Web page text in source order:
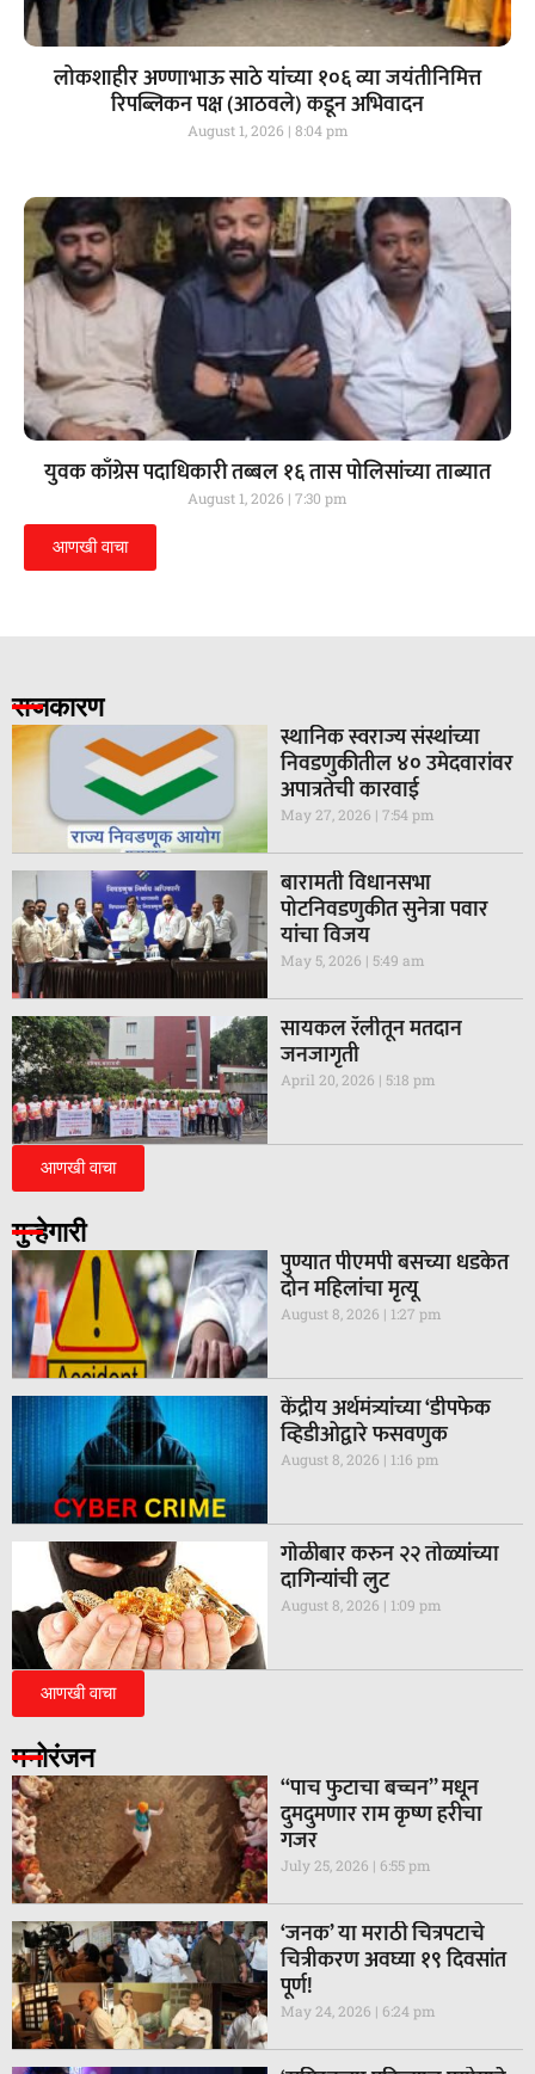
लोकशाहीर अण्णाभाऊ साठे यांच्या १०६ व्या जयंतीनिमित्त
रिपब्लिकन पक्ष (आठवले) कडून अभिवादन
August 1, 2026 8:04 pm
युवक काँग्रेस पदाधिकारी तब्बल १६ तास पोलिसांच्या ताब्यात
August 1, 2026 7:30 pm
आणखी वाचा
राजकारण
स्थानिक स्वराज्य संस्थांच्या
निवडणुकीतील ४० उमेदवारांवर
अपात्रतेची कारवाई
May 27, 2026 7:54 pm
बारामती विधानसभा
पोटनिवडणुकीत सुनेत्रा पवार
यांचा विजय
May 5, 2026 5:49 am
सायकल रॅलीतून मतदान
जनजागृती
April 20, 2026 5:18 pm
आणखी वाचा
गुन्हेगारी
पुण्यात पीएमपी बसच्या धडकेत
दोन महिलांचा मृत्यू
August 8, 2026 1:27 pm
केंद्रीय अर्थमंत्र्यांच्या ‘डीपफेक
व्हिडीओद्वारे फसवणुक
August 8, 2026 1:16 pm
गाेळीबार करुन २२ तोळ्यांच्या
दागिन्यांची लुट
August 8, 2026 1:09 pm
आणखी वाचा
मनोरंजन
“पाच फुटाचा बच्चन” मधून
दुमदुमणार राम कृष्ण हरीचा
गजर
July 25, 2026 6:55 pm
‘जनक’ या मराठी चित्रपटाचे
चित्रीकरण अवघ्या १९ दिवसांत
पूर्ण!
May 24, 2026 6:24 pm